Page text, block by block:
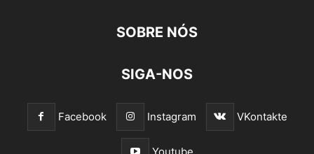
SOBRE NÓS
SIGA-NOS
Facebook Instagram VKontakte